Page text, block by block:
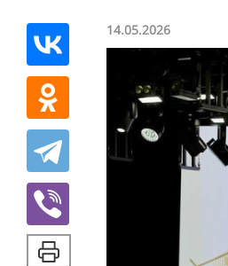
14.05.2026